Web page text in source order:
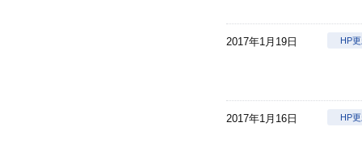
2017年1月19日 HP
2017年1月16日 HP